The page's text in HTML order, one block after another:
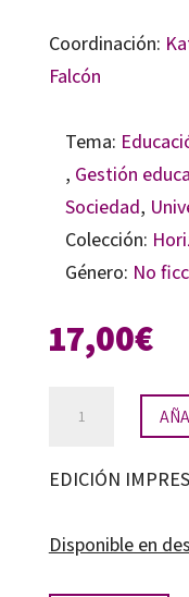
Coordinación:
Falcón
Tema:
, Gestión
Sociedad,
Colección:
Género: No
17,00€
Neoliberalismo
educación
cantidad
EDICIÓN
Disponible en